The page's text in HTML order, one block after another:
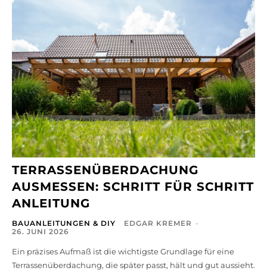
TERRASSENÜBERDACHUNG
AUSMESSEN: SCHRITT FÜR SCHRITT
ANLEITUNG
BAUANLEITUNGEN & DIY EDGAR KREMER -
26. JUNI 2026
Ein präzises Aufmaß ist die wichtigste Grundlage für eine
Terrassenüberdachung, die später passt, hält und gut aussieht.